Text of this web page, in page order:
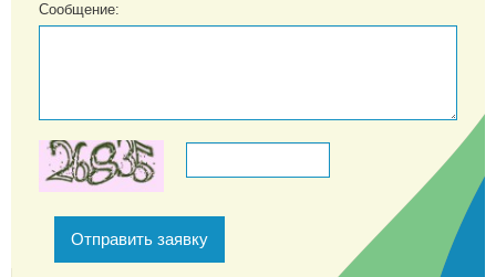
Сообщение:
Отправить заявку